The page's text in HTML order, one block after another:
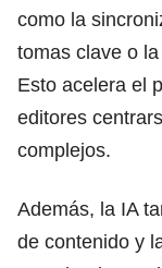
como la
tomas clave o
Esto acelera el
editores
complejos.
Además, la IA
de contenido y